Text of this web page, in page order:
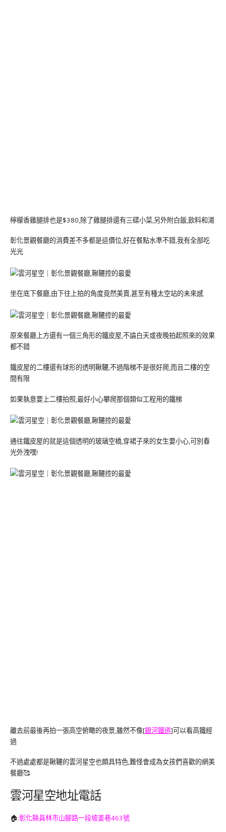
檸檬香雞腿排也是$380,除了雞腿排還有三碟小菜,另外附白飯,飲料和湯
彰化景觀餐廳的消費差不多都是這價位,好在餐點水準不錯,我有全部吃
光光
坐在底下餐廳,由下往上拍的角度竟然美賣,甚至有種太空站的未來感
原來餐廳上方還有一個三角形的鐵皮屋,不論白天或夜晚拍起照來的效果
都不錯
鐵皮屋的二樓還有球形的透明鞦韆,不過階梯不是很好爬,而且二樓的空
間有限
如果執意要上二樓拍照,最好小心攀爬那個類似工程用的鐵梯
通往鐵皮屋的就是這個透明的玻璃空橋,穿裙子來的女生要小心,可別春
光外洩嘿!
離去前最後再拍一張高空俯瞰的夜景,雖然不像[銀河鐵道]可以看高鐵經
過
不過處處都是鞦韆的雲河星空也頗具特色,難怪會成為女孩們喜歡的網美
餐廳🥰
雲河星空地址電話
🏠:彰化縣員林市山腳路一段坡姜巷463號